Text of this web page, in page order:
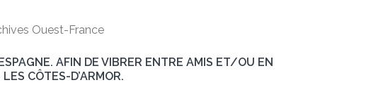
Ouest-France
AFIN DE VIBRER ENTRE AMIS ET/OU EN
CÔTES-D’ARMOR.